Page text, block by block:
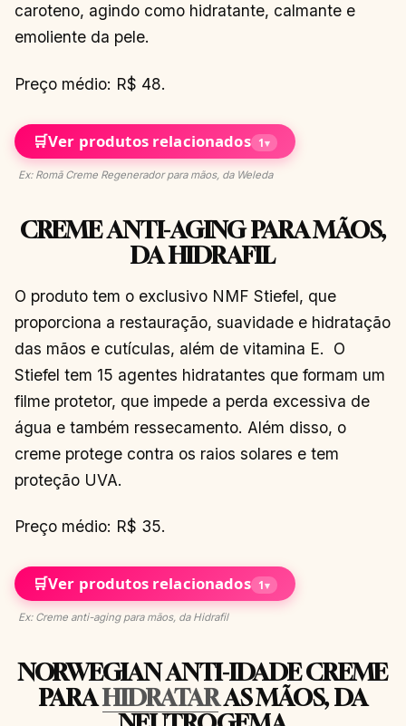
caroteno, agindo como hidratante, calmante e
emoliente da pele.
Preço médio: R$ 48.
🛒Ver produtos relacionados 1▾
Ex: Romã Creme Regenerador para mãos, da Weleda
CREME ANTI-AGING PARA MÃOS,
DA HIDRAFIL
O produto tem o exclusivo NMF Stiefel, que
proporciona a restauração, suavidade e hidratação
das mãos e cutículas, além de vitamina E. O
Stiefel tem 15 agentes hidratantes que formam um
filme protetor, que impede a perda excessiva de
água e também ressecamento. Além disso, o
creme protege contra os raios solares e tem
proteção UVA.
Preço médio: R$ 35.
🛒Ver produtos relacionados 1▾
Ex: Creme anti-aging para mãos, da Hidrafil
NORWEGIAN ANTI-IDADE CREME
PARAHIDRATARAS MÃOS, DA